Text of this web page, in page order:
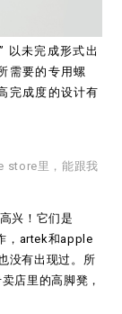
未完成形式出
需要的专用螺
完成度的设计有
store里，能跟我
兴！它们是
，artek和apple
没有出现过。所
店里的高脚凳，